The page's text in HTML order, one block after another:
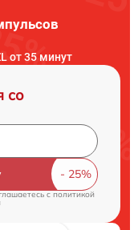
от 35 минут
со
cполитикой